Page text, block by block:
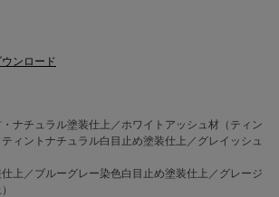
ンロード
ナチュラル塗装仕上／ホワイトアッシュ材（ティン
ィントナチュラル白目止め塗装仕上／グレイッシュ
上／ブルーグレー染色白目止め塗装仕上／グレージ